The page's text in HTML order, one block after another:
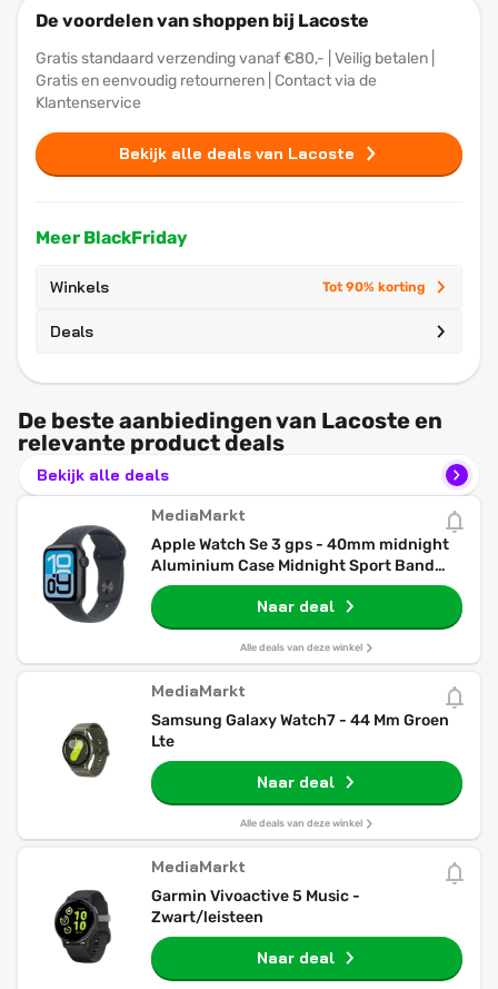
De voordelen van shoppen bij Lacoste
Gratis standaard verzending vanaf €80,- | Veilig betalen |
Gratis en eenvoudig retourneren | Contact via de
Klantenservice
Bekijk alle deals van Lacoste
Meer BlackFriday
Winkels Tot 90% korting
Deals
De beste aanbiedingen van Lacoste en
relevante product deals
Bekijk alle deals
MediaMarkt
Apple Watch Se 3 gps - 40mm midnight
Aluminium Case Midnight Sport Band
S/m Smartwatch
Naar deal
Alle deals van deze winkel
MediaMarkt
Samsung Galaxy Watch7 - 44 Mm Groen
Lte
Naar deal
Alle deals van deze winkel
MediaMarkt
Garmin Vivoactive 5 Music -
Zwart/leisteen
Naar deal